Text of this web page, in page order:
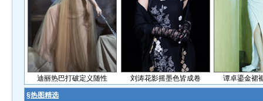
迪丽热巴打破定义随性 刘涛花影摇墨色皆成卷 谭卓鎏金裙
§热图精选